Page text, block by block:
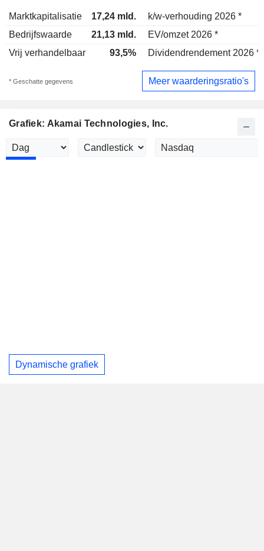
Marktkapitalisatie 17,24 mld.
k/w-verhouding 2026 *
Bedrijfswaarde
21,13 mld.
EV/omzet 2026 *
Vrij verhandelbaar
93,5% Dividendrendement 2026 *
* Geschatte gegevens Meer waarderingsratio's
Grafiek: Akamai Technologies, Inc.
Dynamische grafiek